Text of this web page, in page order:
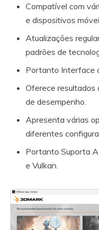
Compatível com
e dispositivos
Atualizações
padrões de
Portanto Interface
Oferece resultados
de desempenho.
Apresenta várias
diferentes
Portanto Suporta
e Vulkan.